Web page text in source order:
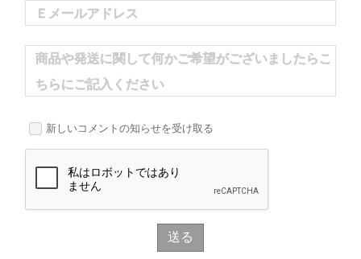
Ｅメールアドレス
商品や発送に関して何かご希望がございましたらこ
ちらにご記入ください
新しいコメントの知らせを受け取る
送る